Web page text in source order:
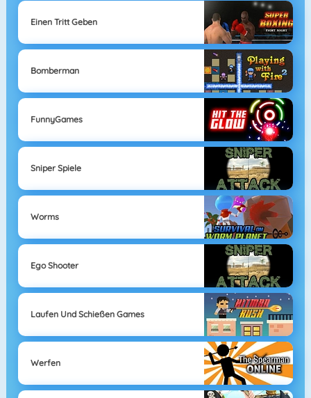
Einen Tritt Geben
Bomberman
FunnyGames
Sniper Spiele
Worms
Ego Shooter
Laufen Und Schießen Games
Werfen